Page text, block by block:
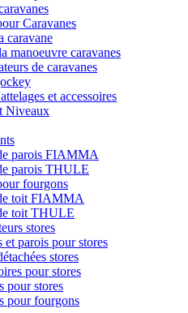
Caravanes
caravane
manoeuvre caravanes
de caravanes
et accessoires
Niveaux
parois FIAMMA
parois THULE
fourgons
toit FIAMMA
toit THULE
stores
et parois pour stores
stores
pour stores
pour stores
pour fourgons